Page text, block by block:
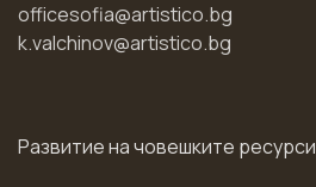
officesofia@artistico.bg
k.valchinov@artistico.bg
Развитие на човешките ресурси